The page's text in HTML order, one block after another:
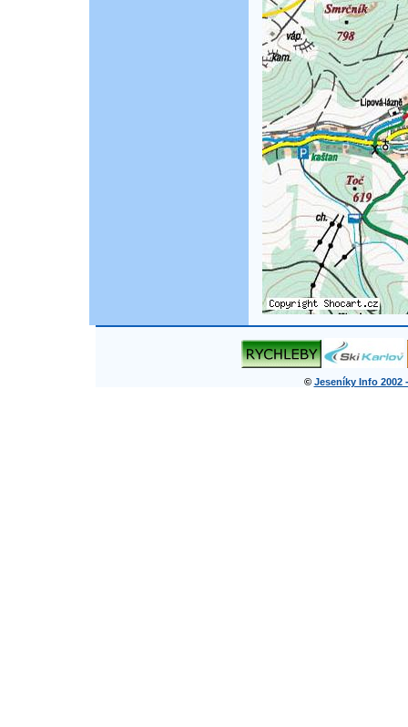
© Jeseníky Info 2002